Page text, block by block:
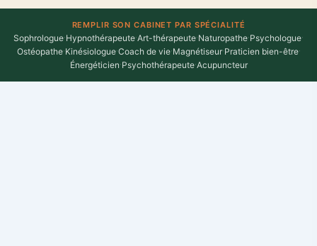
REMPLIR SON CABINET PAR SPÉCIALITÉ
Sophrologue·Hypnothérapeute·Art-thérapeute·Naturopathe·Psychologue·
Ostéopathe·Kinésiologue·Coach de vie·Magnétiseur·Praticien bien-être·
Énergéticien·Psychothérapeute·Acupuncteur